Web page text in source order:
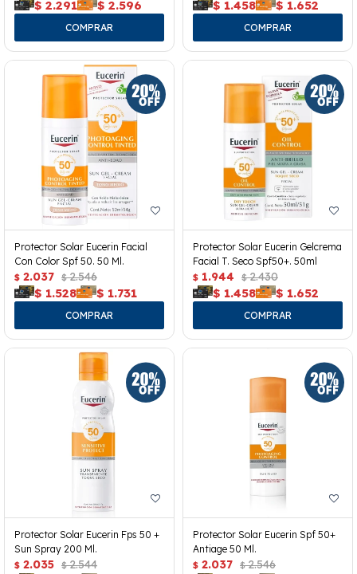
$ 2.291 $ 2.596 $ 1.458 $ 1.652
Protector Solar Eucerin Facial
Con Color Spf 50. 50 Ml.
$ 2.037 $ 2.546
$ 1.528 $ 1.731
Protector Solar Eucerin Gelcrema
Facial T. Seco Spf50+. 50ml
$ 1.944 $ 2.430
$ 1.458 $ 1.652
Protector Solar Eucerin Fps 50 +
Sun Spray 200 Ml.
$ 2.035 $ 2.544
Protector Solar Eucerin Spf 50+
Antiage 50 Ml.
$ 2.037 $ 2.546